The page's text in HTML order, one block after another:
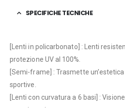
SPECIFICHE TECNICHE
[Lenti in policarbonato] : Lenti
protezione UV al 100%.
[Semi-frame] : Trasmette
sportive.
[Lenti con curvatura a 6 basi] :